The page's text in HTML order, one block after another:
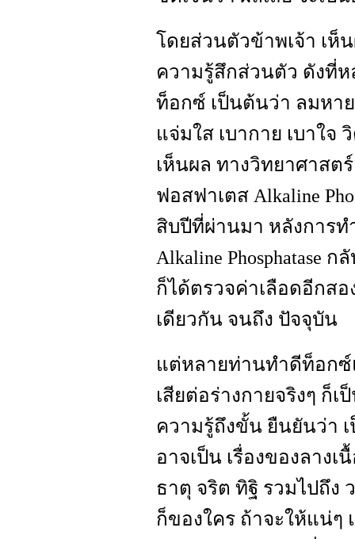
โดยส่วนตัวข้าพเจ้า เ
ความรู้สึกส่วนตัว ดังที่
ท็อกซ์ เป็นต้นว่า ลมหา
แจ่มใส เบากาย เบาใ
เห็นผล ทางวิทยาศาสต
ฟอสฟาเตส Alkaline
สิบปีที่ผ่านมา หลังการท
Alkaline Phosphatase
ก็ได้ตรวจค่าเลือดอีกส
เดียวกัน จนถึง ปัจจุบัน
แต่หลายท่านทำดีท็อกซ์
เสียต่อร่างกายจริงๆ ก็เ
ความรู้ถึงขั้น ยืนยันว่า
อาจเป็น เรื่องของลางเ
ธาตุ จริต ทิฐิ รวมไปถึง
ก็ของใคร ถ้าจะให้แน่ๆ